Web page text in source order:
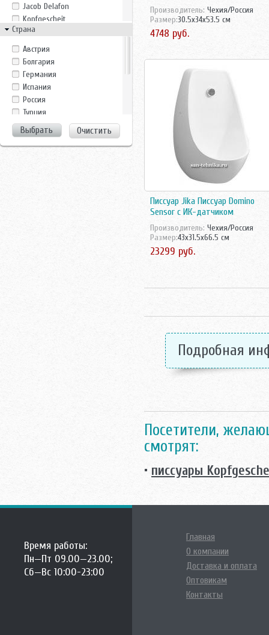
Jacob Delafon
Kopfgescheit
Laufen
Roca
Rosa
Sanela
Sanita Lux
Santek
Teka
Vitra
Страна
Австрия
Болгария
Германия
Испания
Россия
Турция
Финляндия
Франция
Чехия
Очистить
Производитель: Чехия/Россия
Размер:30.5x34x53.5 см
4748 руб.
Писсуар Jika Писсуар Domino
Sensor с ИК-датчиком
Производитель: Чехия/Россия
Размер:43x31.5x66.5 см
23299 руб.
Подробная
Посетители,
смотрят:
• писсуары
Время работы:
Пн—Пт 09.00—23.00;
Сб—Вс 10:00-23:00
Главная
О компании
Доставка и оплата
Оптовикам
Контакты